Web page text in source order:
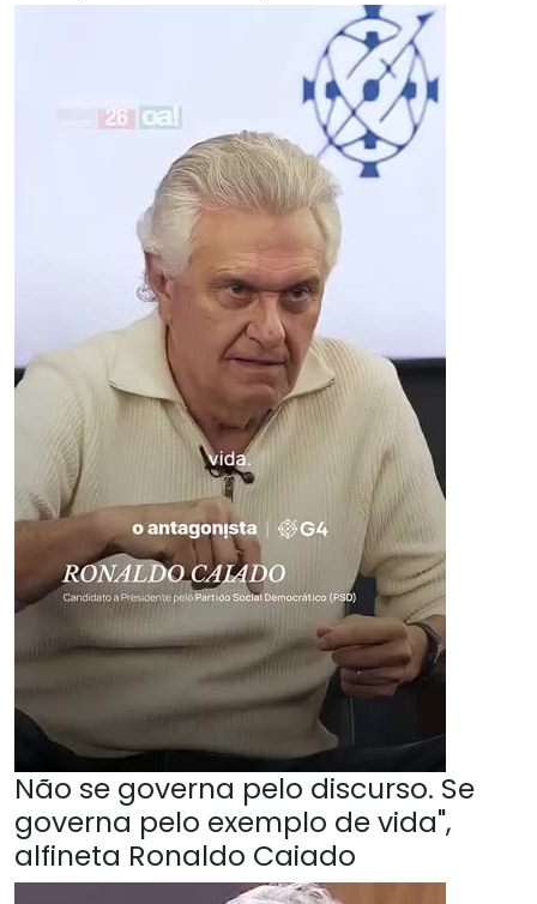
Não se governa pelo discurso. Se
governa pelo exemplo de vida",
alfineta Ronaldo Caiado